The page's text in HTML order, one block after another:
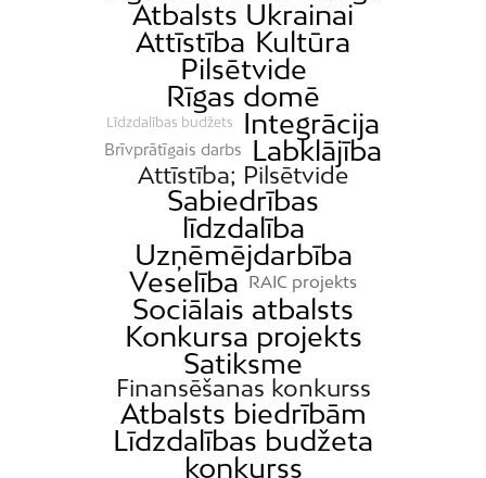
Atbalsts Ukrainai
Attīstība Kultūra
Pilsētvide
Rīgas domē
Līdzdalības budžets Integrācija
Brīvprātīgais darbs Labklājība
Attīstība; Pilsētvide
Sabiedrības
līdzdalība
Uzņēmējdarbība
Veselība
RAIC projekts
Sociālais atbalsts
Konkursa projekts
Satiksme
Finansēšanas konkurss
Atbalsts biedrībām
Līdzdalības budžeta
konkurss